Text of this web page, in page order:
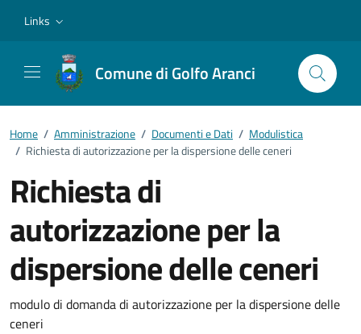
Links
Comune di Golfo Aranci
Home / Amministrazione / Documenti e Dati / Modulistica
/ Richiesta di autorizzazione per la dispersione delle ceneri
Richiesta di
autorizzazione per la
dispersione delle ceneri
Dettagli del documento
modulo di domanda di autorizzazione per la dispersione delle
ceneri